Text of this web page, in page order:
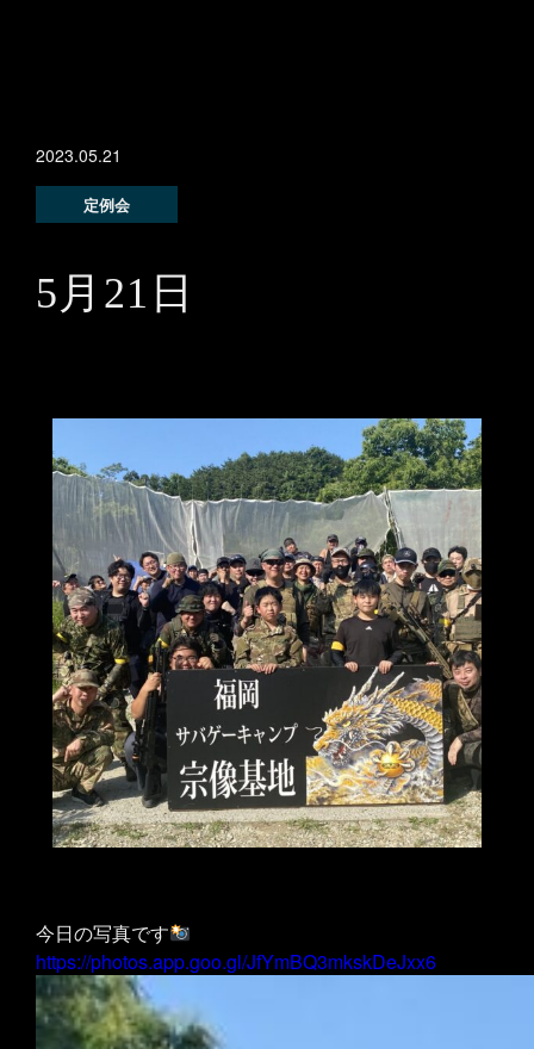
2023.05.21
定例会
5月21日
今日の写真です
https://photos.app.goo.gl/JfYmBQ3mkskDeJxx6